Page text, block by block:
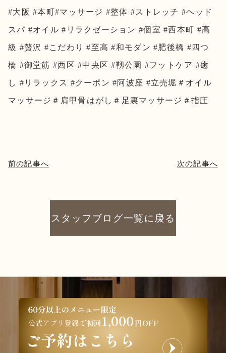
#大阪 #本町#マッサージ #整体 #ストレッチ #ヘッド
スパ #オイル #リラクゼーション #個室 #西本町 #高
級 #贅沢 #こだわり #至高 #和モダン #肥後橋 #四つ
橋 #御堂筋 #西区 #中央区 #靱公園 #フットケア #癒
し #リラックス #クーポン #阿波座 #立売堀＃オイル
マッサージ＃肩甲骨はがし＃足裏マッサージ＃指圧
前の記事へ 次の記事へ
スタッフブログ一覧に戻る